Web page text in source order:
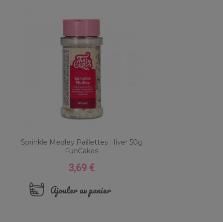
Sprinkle Medley Paillettes Hiver 50g
FunCakes
Prix
3,69 €
Ajouter au panier